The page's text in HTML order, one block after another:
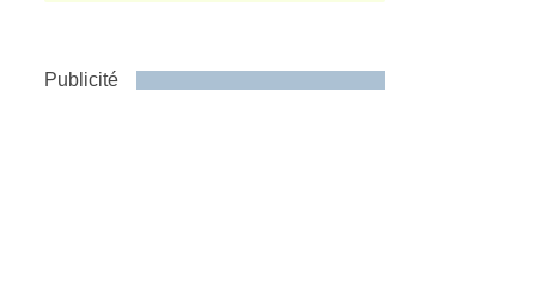
Publicité